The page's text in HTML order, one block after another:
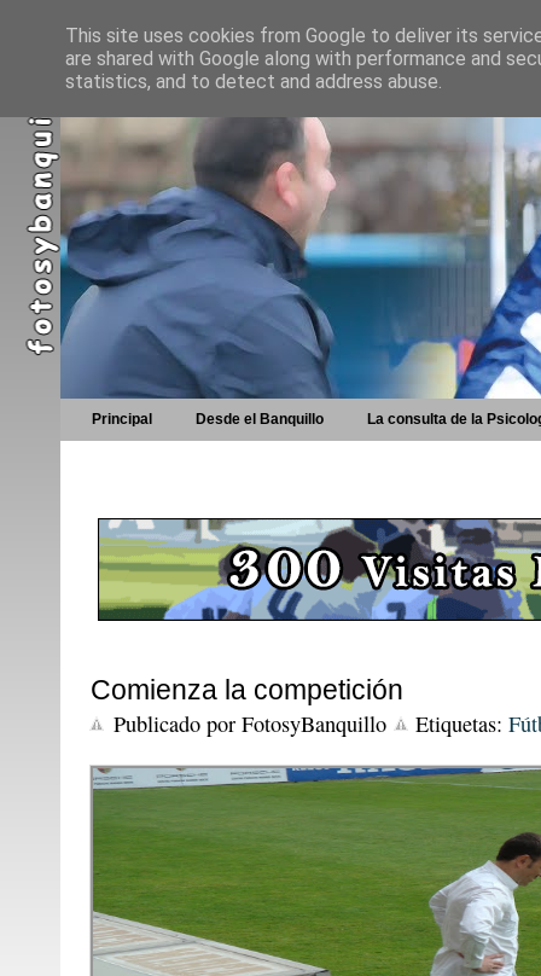
Principal Desde el Banquillo La consulta de la
Comienza la competición
Publicado por FotosyBanquillo Etiquetas:
This site uses cookies from Google to deliver its
are shared with Google along with performance and
statistics, and to detect and address abuse.